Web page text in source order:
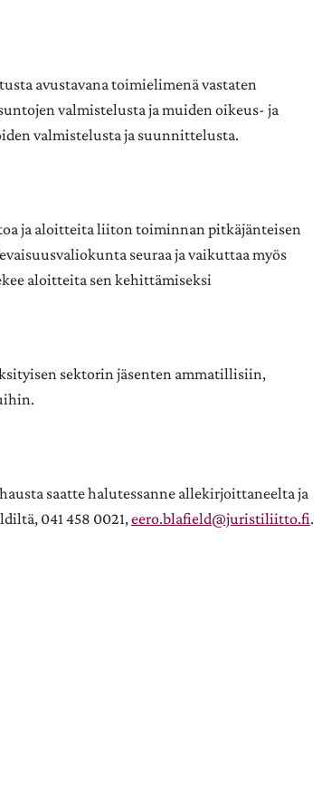
avustavana toimielimenä vastaten
valmistelusta ja muiden oikeus- ja
valmistelusta ja suunnittelusta.​
ja aloitteita liiton toiminnan pitkäjänteisen
seuraa ja vaikuttaa myös
aloitteita sen kehittämiseksi
sektorin jäsenten ammatillisiin,
saatte halutessanne allekirjoittaneelta ja
041 458 0021,eero.blafield@juristiliitto.fi.